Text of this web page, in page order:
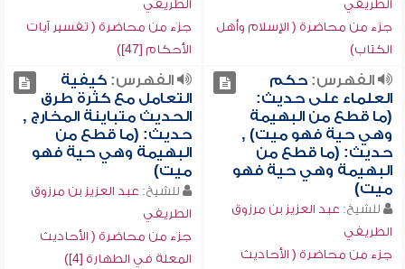
الطريفي
جزء من محاضرة ( الإسلام وأهل
الكتاب)
الطريفي
جزء من محاضرة ( تفسير آيات
الأحكام [47])
الفهرس:حكم
العلماء على حديث:
(ما قطع من البهيمة
وهي حية فهو ميت) ,
حديث: (ما قطع من
البهيمة وهي حية فهو
ميت)
للشيخ: عبد العزيز بن مرزوق
الطريفي
جزء من محاضرة ( الأحاديث
الفهرس:كيفية
التعامل مع كثرة طرق
الحديث متباينة المخارج ,
حديث: (ما قطع من
البهيمة وهي حية فهو
ميت)
للشيخ: عبد العزيز بن مرزوق
الطريفي
جزء من محاضرة ( الأحاديث
المعلة في الطهارة [4])